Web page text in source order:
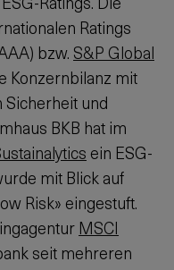
Ratings
bzw. S&P Global
Konzernbilanz mit
und
BKB hat im
ein ESG-
mit Blick auf
Risk» eingestuft.
MSCI
seit mehreren